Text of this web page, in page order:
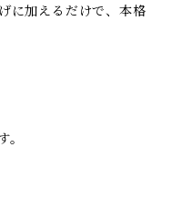
に加えるだけで、本格